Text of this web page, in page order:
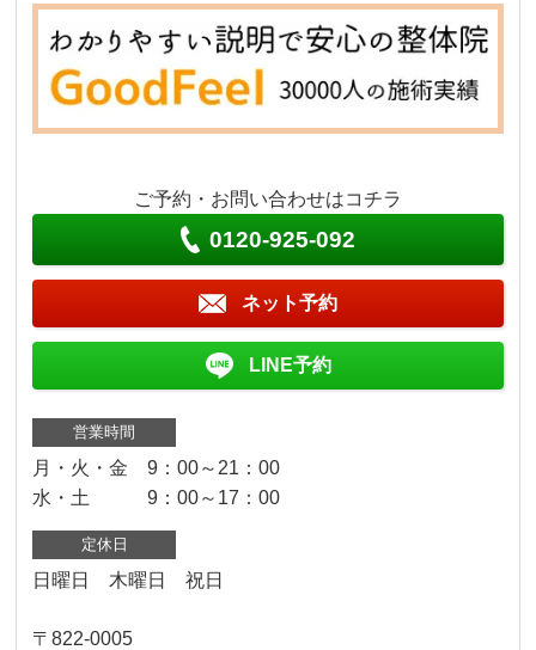
ご予約・お問い合わせはコチラ
0120-925-092
ネット予約
LINE予約
営業時間
月・火・金 9：00～21：00
水・土 9：00～17：00
定休日
日曜日 木曜日 祝日
〒822-0005